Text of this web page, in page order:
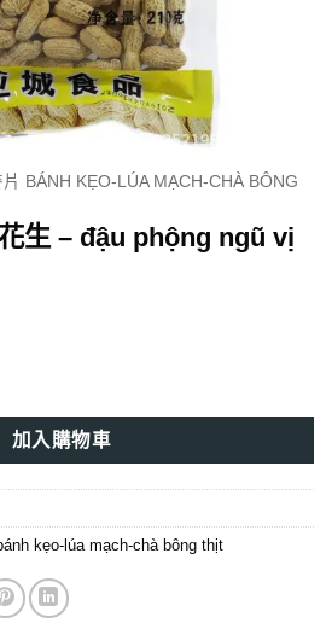
BÁNH KẸO-LÚA MẠCH-CHÀ BÔNG
生 – đậu phộng ngũ vị
phộng ngũ vị hương 數量
加入購物車
kẹo-lúa mạch-chà bông thịt